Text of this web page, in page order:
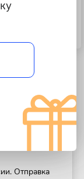
"Torch"
Отправка